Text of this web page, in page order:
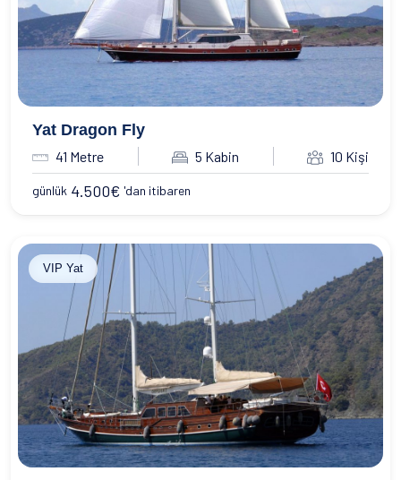
Yat Dragon Fly
41 Metre 5 Kabin 10 Kişi
günlük 4.500€ 'dan itibaren
VIP Yat